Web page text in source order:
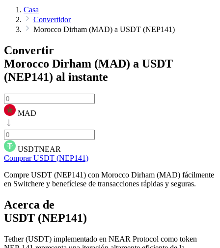
Casa
Convertidor
Morocco Dirham (MAD) a USDT (NEP141)
Convertir
Morocco Dirham (MAD) a USDT
(NEP141) al instante
MAD
USDTNEAR
Comprar USDT (NEP141)
Compre USDT (NEP141) con Morocco Dirham (MAD) fácilmente
en Switchere y benefíciese de transacciones rápidas y seguras.
Acerca de
USDT (NEP141)
Tether (USDT) implementado en NEAR Protocol como token